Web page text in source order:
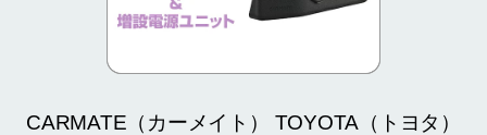
CARMATE（カーメイト） TOYOTA（トヨタ）